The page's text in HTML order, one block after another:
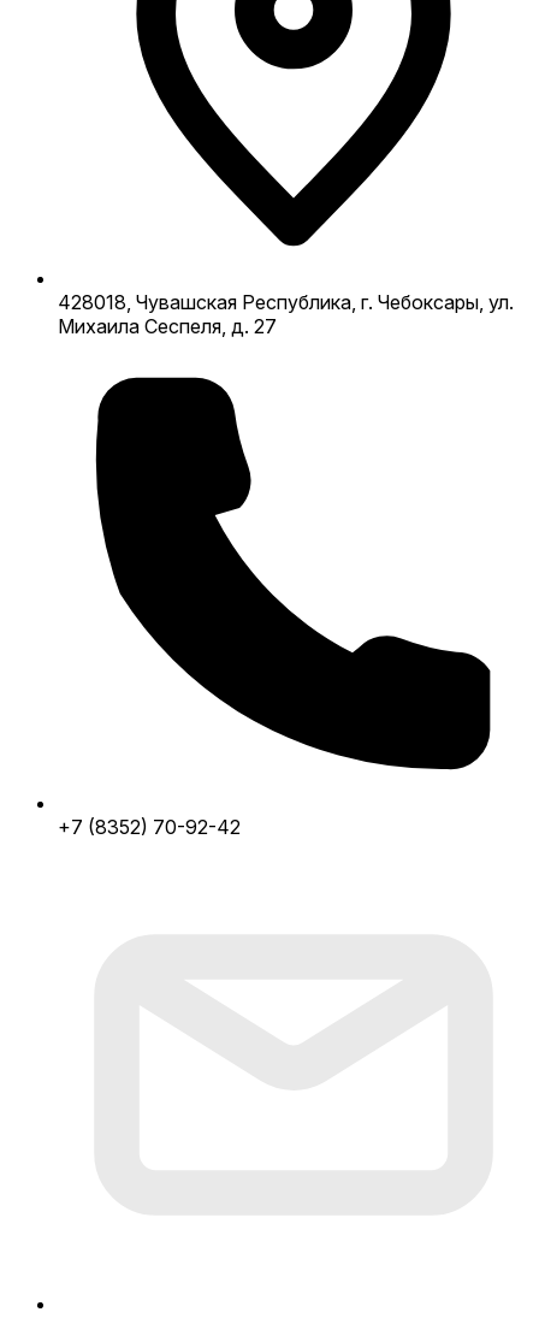
428018, Чувашская Республика, г. Чебоксары, ул.
Михаила Сеспеля, д. 27
+7 (8352) 70-92-42